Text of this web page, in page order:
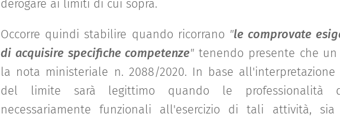
derogare ai limiti di cui sopra.
Occorre quindi stabilire quando ricorrano "le comprovate
di acquisire specifiche competenze" tenendo presente che
la nota ministeriale n. 2088/2020. In base
del limite sarà legittimo quando le professionalità
necessariamente funzionali all'esercizio di tali attività,